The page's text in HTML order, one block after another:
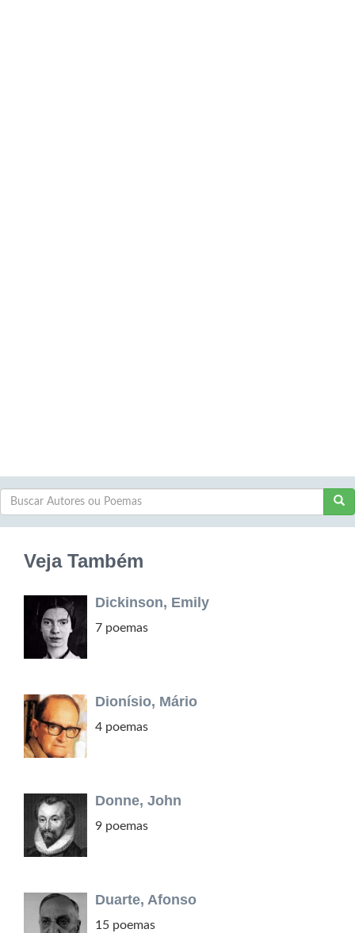
Veja Também
Dickinson, Emily
7 poemas
Dionísio, Mário
4 poemas
Donne, John
9 poemas
Duarte, Afonso
15 poemas